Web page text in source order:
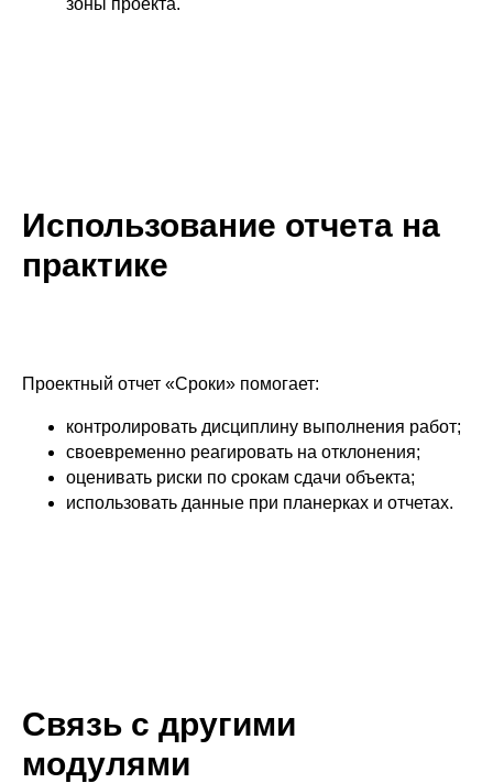
зоны проекта.
Использование отчета на
практике
Проектный отчет «Сроки» помогает:
контролировать дисциплину выполнения работ;
своевременно реагировать на отклонения;
оценивать риски по срокам сдачи объекта;
использовать данные при планерках и отчетах.
Связь с другими
модулями